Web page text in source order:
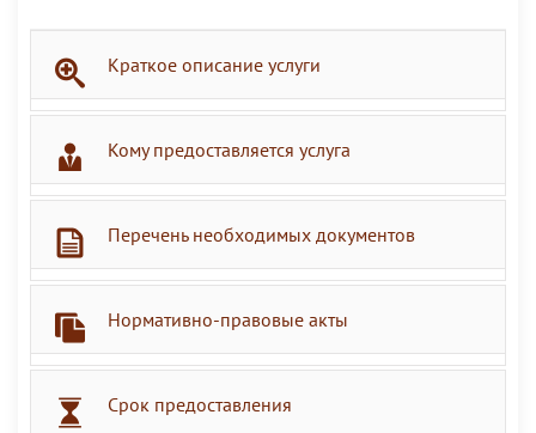
Краткое описание услуги
Кому предоставляется услуга
Перечень необходимых документов
Нормативно-правовые акты
Срок предоставления